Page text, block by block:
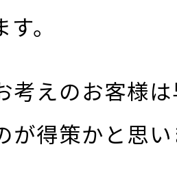
。
考えのお客様
が得策かと思